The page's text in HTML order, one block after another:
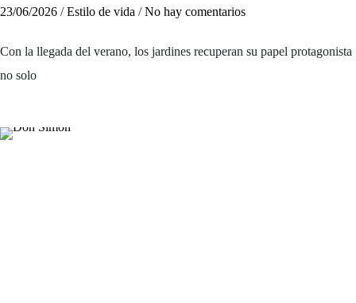
23/06/2026 / Estilo de vida / No hay comentarios
Con la llegada del verano, los jardines recuperan su papel protagonista
no solo